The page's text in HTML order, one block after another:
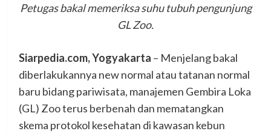
Petugas bakal memeriksa suhu tubuh pengunjung
GL Zoo.
Siarpedia.com, Yogyakarta – Menjelang bakal
diberlakukannya new normal atau tatanan normal
baru bidang pariwisata, manajemen Gembira Loka
(GL) Zoo terus berbenah dan mematangkan
skema protokol kesehatan di kawasan kebun